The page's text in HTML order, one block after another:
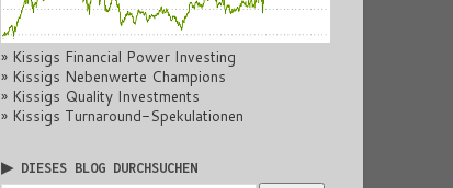
» Kissigs Financial Power Investing
» Kissigs Nebenwerte Champions
» Kissigs Quality Investments
» Kissigs Turnaround-Spekulationen
▶ DIESES BLOG DURCHSUCHEN